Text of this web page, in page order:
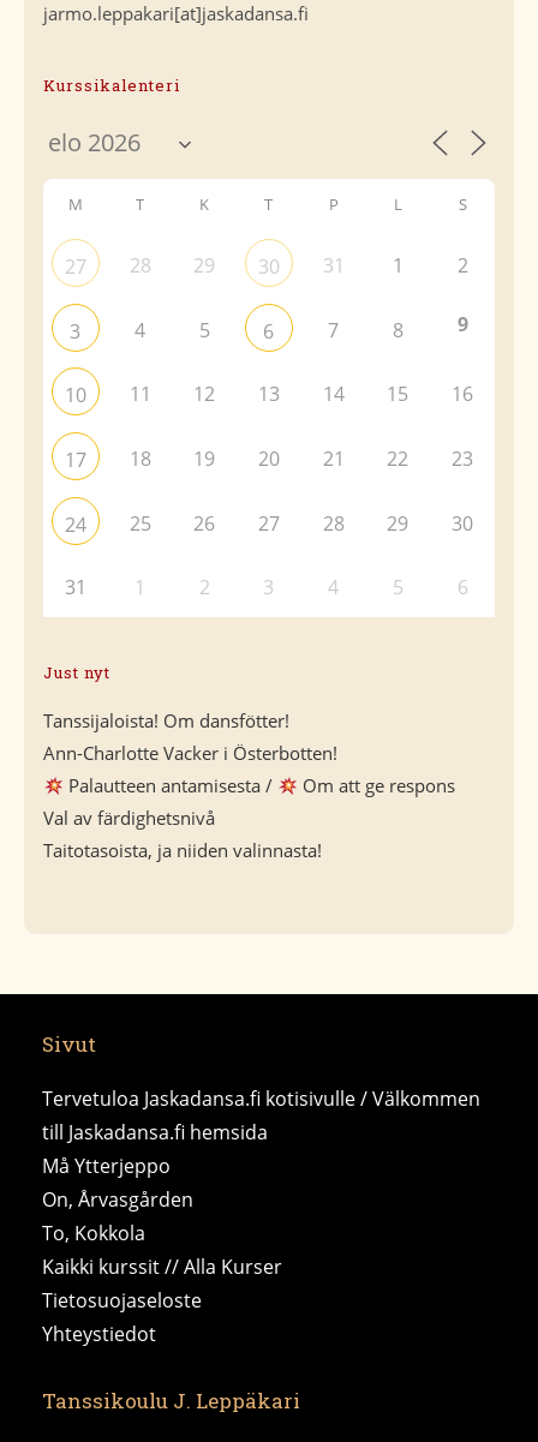
jarmo.leppakari[at]jaskadansa.fi
Kurssikalenteri
M T K T P L S
27 28 29 30 31 1 2
3 4 5 6 7 8 9
10 11 12 13 14 15 16
17 18 19 20 21 22 23
24 25 26 27 28 29 30
31 1 2 3 4 5 6
Just nyt
Tanssijaloista! Om dansfötter!
Ann-Charlotte Vacker i Österbotten!
Palautteen antamisesta /
Om att ge respons
Val av färdighetsnivå
Taitotasoista, ja niiden valinnasta!
Sivut
Tervetuloa Jaskadansa.fi kotisivulle / Välkommen
till Jaskadansa.fi hemsida
Må Ytterjeppo
On, Årvasgården
To, Kokkola
Kaikki kurssit // Alla Kurser
Tietosuojaseloste
Yhteystiedot
Tanssikoulu J. Leppäkari